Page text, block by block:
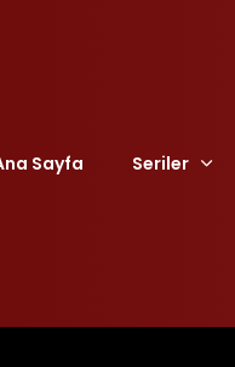
Sayfa Seriler